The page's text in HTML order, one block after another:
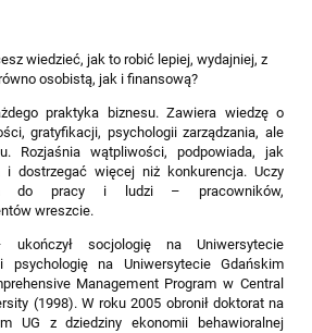
wiedzieć, jak to robić lepiej, wydajniej, z
osobistą, jak i finansową?
praktyka biznesu. Zawiera wiedzę o
gratyfikacji, psychologii zarządzania, ale
Rozjaśnia wątpliwości, podpowiada, jak
i dostrzegać więcej niż konkurencja. Uczy
do pracy i ludzi – pracowników,
wreszcie.
socjologię na Uniwersytecie
psychologię na Uniwersytecie Gdańskim
Management Program w Central
(1998). W roku 2005 obronił doktorat na
UG z dziedziny ekonomii behawioralnej